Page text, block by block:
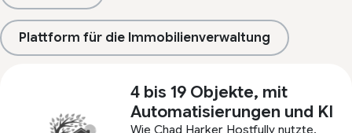
Plattform für die Immobilienverwaltung
4 bis 19 Objekte, mit
Automatisierungen und KI
Wie Chad Harker Hostfully nutzte,